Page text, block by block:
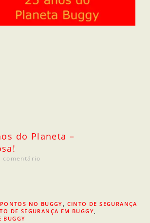
do Planeta –
comentário
NO BUGGY, CINTO DE SEGURANÇA
DE SEGURANÇA EM BUGGY,
BUGGY